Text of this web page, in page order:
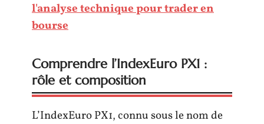
l'analyse technique pour trader en
bourse
Comprendre l’IndexEuro PX1 :
rôle et composition
L’IndexEuro PX1, connu sous le nom de